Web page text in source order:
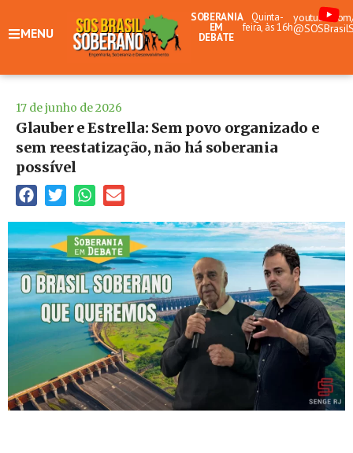
MENU
SOBERANIA
EM
DEBATE
Quinta-
feira, às 16h
17 de junho de 2026
Glauber e Estrella: Sem povo organizado e
sem reestatização, não há soberania
possível